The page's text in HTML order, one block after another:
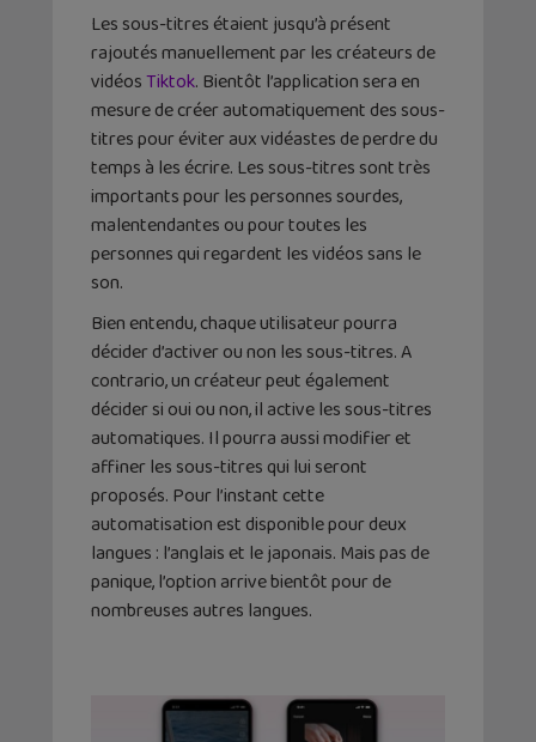
Les sous-titres étaient jusqu’à présent
rajoutés manuellement par les créateurs de
vidéosTiktok. Bientôt l’application sera en
mesure de créer automatiquement des sous-
titres pour éviter aux vidéastes de perdre du
temps à les écrire. Les sous-titres sont très
importants pour les personnes sourdes,
malentendantes ou pour toutes les
personnes qui regardent les vidéos sans le
son.
Bien entendu, chaque utilisateur pourra
décider d’activer ou non les sous-titres. A
contrario, un créateur peut également
décider si oui ou non, il active les sous-titres
automatiques. Il pourra aussi modifier et
affiner les sous-titres qui lui seront
proposés. Pour l’instant cette
automatisation est disponible pour deux
langues : l’anglais et le japonais. Mais pas de
panique, l’option arrive bientôt pour de
nombreuses autres langues.